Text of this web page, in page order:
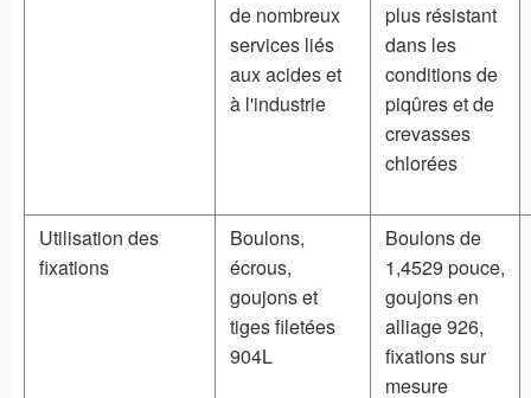
de nombreux
services liés
aux acides et
à l'industrie
plus résistant
dans les
conditions de
piqûres et de
crevasses
chlorées
Utilisation des
fixations
Boulons,
écrous,
goujons et
tiges filetées
904L
Boulons de
1,4529 pouce,
goujons en
alliage 926,
fixations sur
mesure